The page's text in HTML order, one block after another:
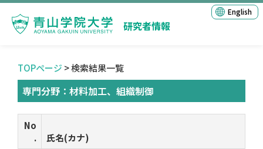
研究者情報
English
TOPページ > 検索結果一覧
専門分野：材料加工、組織制御
No
.
氏名(カナ)